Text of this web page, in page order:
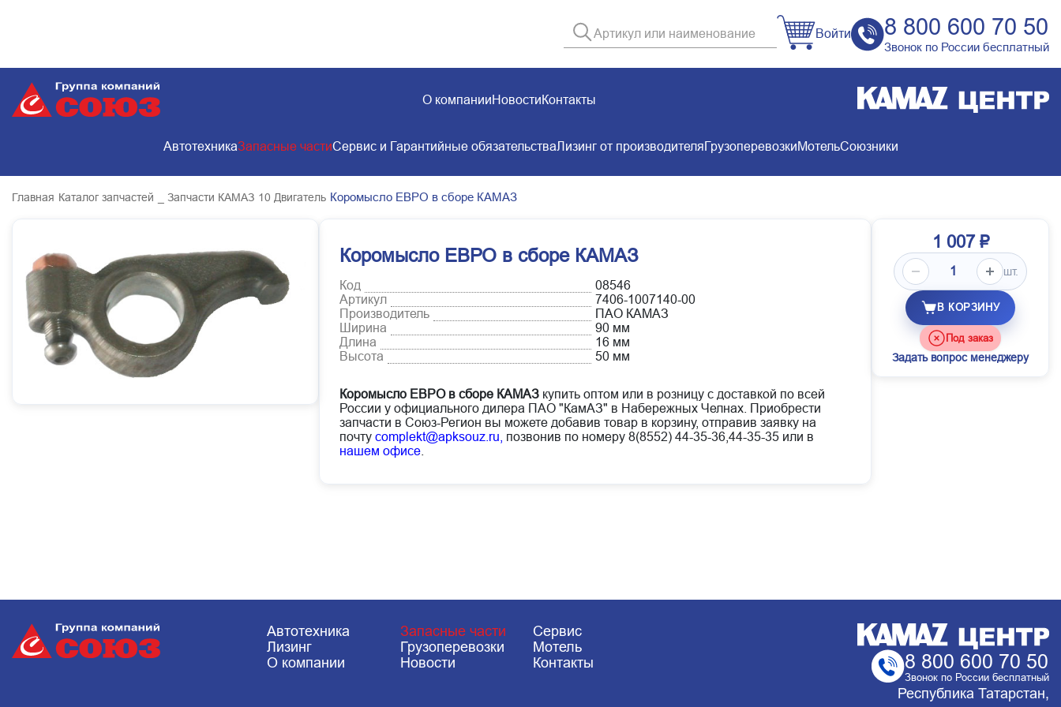
Войти 8 800 600 70 50
Звонок по России бесплатный
О компанииНовостиКонтакты
АвтотехникаЗапасные частиСервис и Гарантийные обязательстваЛизинг от производителяГрузоперевозкиМотельСоюзники
Главная Каталог запчастей _ Запчасти КАМАЗ 10 Двигатель Коромысло ЕВРО в сборе КАМАЗ
Коромысло ЕВРО в сборе КАМАЗ
Код
08546
Артикул
7406-1007140-00
Производитель
ПАО КАМАЗ
Ширина
90 мм
Длина
16 мм
Высота
50 мм
Коромысло ЕВРО в сборе КАМАЗ купить оптом или в розницу с доставкой по всей
России у официального дилера ПАО "КамАЗ" в Набережных Челнах. Приобрести
запчасти в Союз-Регион вы можете добавив товар в корзину, отправив заявку на
почту complekt@apksouz.ru, позвонив по номеру 8(8552) 44-35-36,44-35-35 или в
нашем офисе
1 007 ₽
шт.
В КОРЗИНУ
Под заказ
Задать вопрос менеджеру
Автотехника Запасные части
Сервис
Лизинг
Грузоперевозки
Мотель
О компании
Новости Контакты 8 800 600 70 50
Звонок по России бесплатный
Республика Татарстан,